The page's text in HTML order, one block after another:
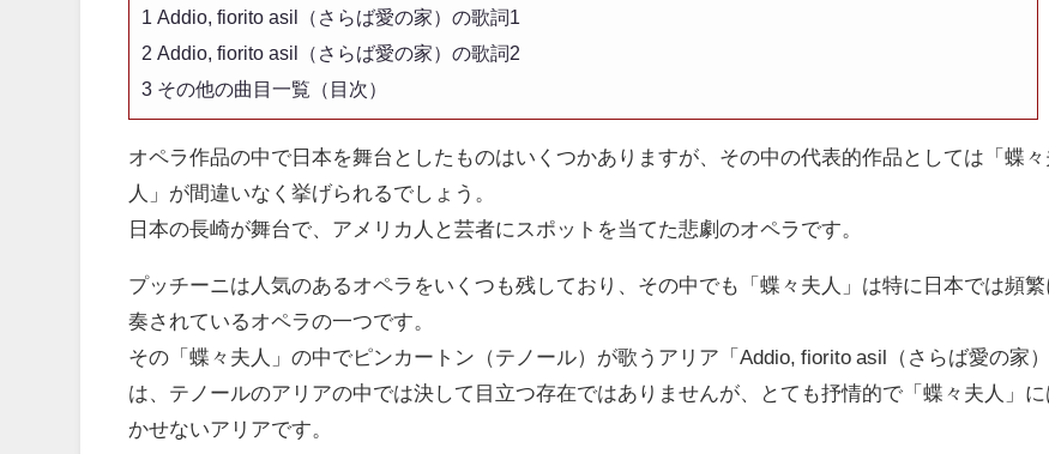
1 Addio, fiorito asil（さらば愛の家）の歌詞1
2 Addio, fiorito asil（さらば愛の家）の歌詞2
3 その他の曲目一覧（目次）
オペラ作品の中で日本を舞台としたものはいくつかありますが、その中の代表的作品としては「蝶々
人」が間違いなく挙げられるでしょう。
日本の長崎が舞台で、アメリカ人と芸者にスポットを当てた悲劇のオペラです。
プッチーニは人気のあるオペラをいくつも残しており、その中でも「蝶々夫人」は特に日本では頻繁
奏されているオペラの一つです。
その「蝶々夫人」の中でピンカートン（テノール）が歌うアリア「Addio, fiorito asil（さらば愛の家）
は、テノールのアリアの中では決して目立つ存在ではありませんが、とても抒情的で「蝶々夫人」に
かせないアリアです。